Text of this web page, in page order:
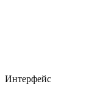
Интерфейс